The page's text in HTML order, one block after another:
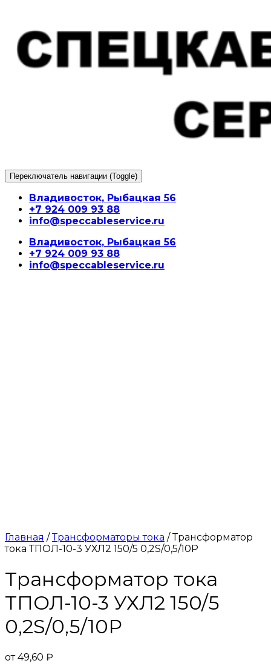
содержимому
Переключатель навигации (Toggle)
Владивосток, Рыбацкая 56
+7 924 009 93 88
info@speccableservice.ru
Владивосток, Рыбацкая 56
+7 924 009 93 88
info@speccableservice.ru
Главная /Трансформаторы тока / Трансформатор
тока ТПОЛ-10-3 УХЛ2 150/5 0,2S/0,5/10Р
Трансформатор тока
ТПОЛ-10-3 УХЛ2 150/5
0,2S/0,5/10Р
от49,60 ₽